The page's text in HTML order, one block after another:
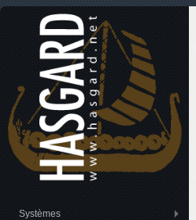
Systèmes